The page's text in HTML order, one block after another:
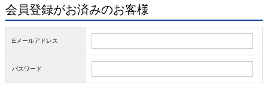
会員登録がお済みのお客様
Eメールアドレス
パスワード